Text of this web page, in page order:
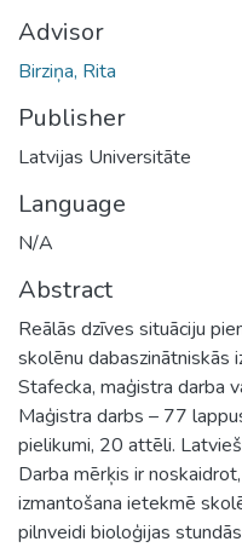
Advisor
Birziņa, Rita
Publisher
Latvijas Universitāte
Language
N/A
Abstract
Reālās dzīves situāciju
skolēnu dabaszinātniskās
Stafecka, maģistra darba
Maģistra darbs – 77
pielikumi, 20 attēli.
Darba mērķis ir
izmantošana ietekmē
pilnveidi bioloģijas